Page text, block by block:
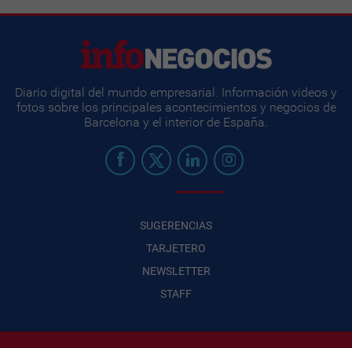
Diario digital del mundo empresarial. Información videos y
fotos sobre los principales acontecimientos y negocios de
Barcelona y el interior de España.
SUGERENCIAS
TARJETERO
NEWSLETTER
STAFF